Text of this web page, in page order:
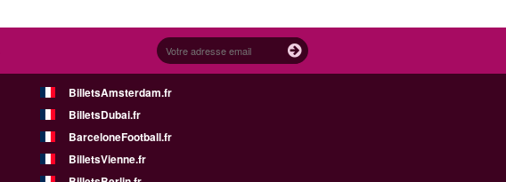
BilletsAmsterdam.fr
BilletsDubai.fr
BarceloneFootball.fr
BilletsVienne.fr